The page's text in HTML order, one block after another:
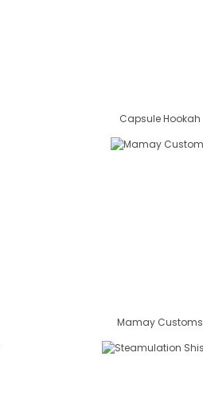
Capsule Hookah
Mamay Customs